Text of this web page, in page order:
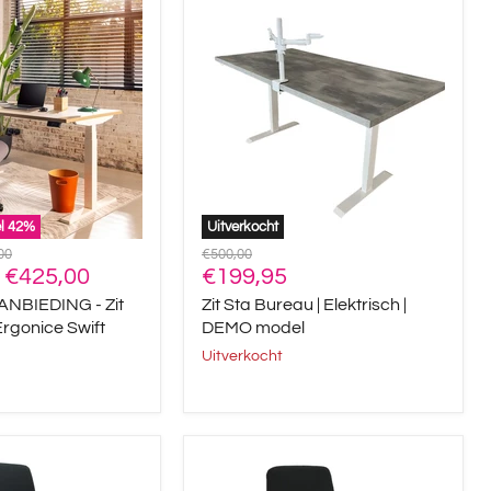
42%
€425,00
- Zit
Swift
Uitverkocht
Elektrisch
model
Oorspronkelijke
prijs
€500,00
Huidige
prijs
€199,95
Zit Sta Bureau | Elektrisch |
DEMO model
Uitverkocht
ErgoReply